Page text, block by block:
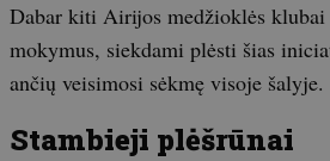
Dabar kiti Airijos medžioklės
mokymus, siekdami plėsti šias
ančių veisimosi sėkmę visoje šalyje.
Stambieji plėšrūnai